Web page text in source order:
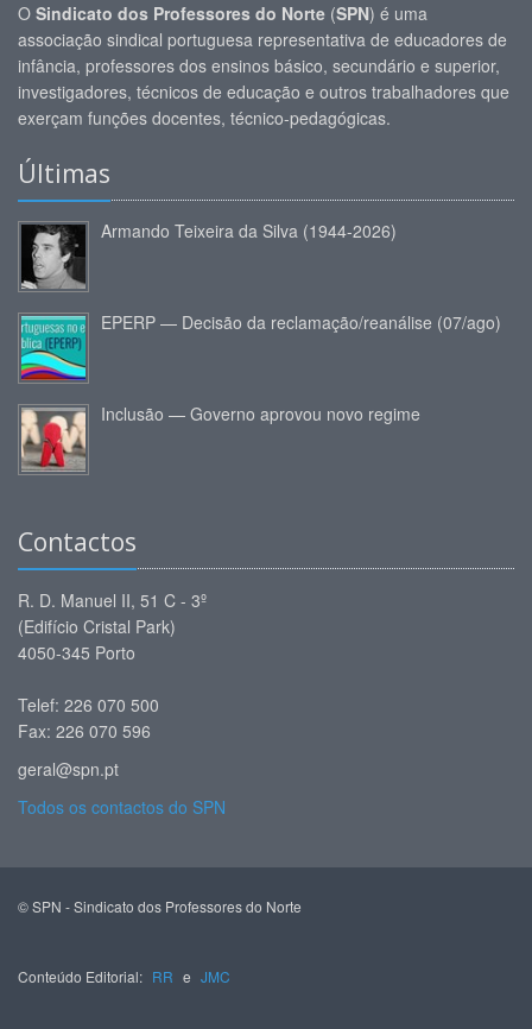
O Sindicato dos Professores do Norte (SPN) é uma
associação sindical portuguesa representativa de educadores de
infância, professores dos ensinos básico, secundário e superior,
investigadores, técnicos de educação e outros trabalhadores que
exerçam funções docentes, técnico-pedagógicas.
Últimas
Armando Teixeira da Silva (1944-2026)
EPERP — Decisão da reclamação/reanálise (07/ago)
Inclusão — Governo aprovou novo regime
Contactos
R. D. Manuel II, 51 C - 3º
(Edifício Cristal Park)
4050-345 Porto
Telef: 226 070 500
Fax: 226 070 596
geral@spn.pt
Todos os contactos do SPN
© SPN - Sindicato dos Professores do Norte
Conteúdo Editorial: RR e JMC